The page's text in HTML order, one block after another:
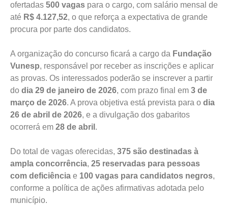
ofertadas 500 vagas para o cargo, com salário mensal de
até R$ 4.127,52, o que reforça a expectativa de grande
procura por parte dos candidatos.
A organização do concurso ficará a cargo da Fundação
Vunesp, responsável por receber as inscrições e aplicar
as provas. Os interessados poderão se inscrever a partir
do dia 29 de janeiro de 2026, com prazo final em 3 de
março de 2026. A prova objetiva está prevista para o dia
26 de abril de 2026, e a divulgação dos gabaritos
ocorrerá em 28 de abril .
Do total de vagas oferecidas, 375 são destinadas à
ampla concorrência, 25 reservadas para pessoas
com deficiência e 100 vagas para candidatos negros,
conforme a política de ações afirmativas adotada pelo
município.